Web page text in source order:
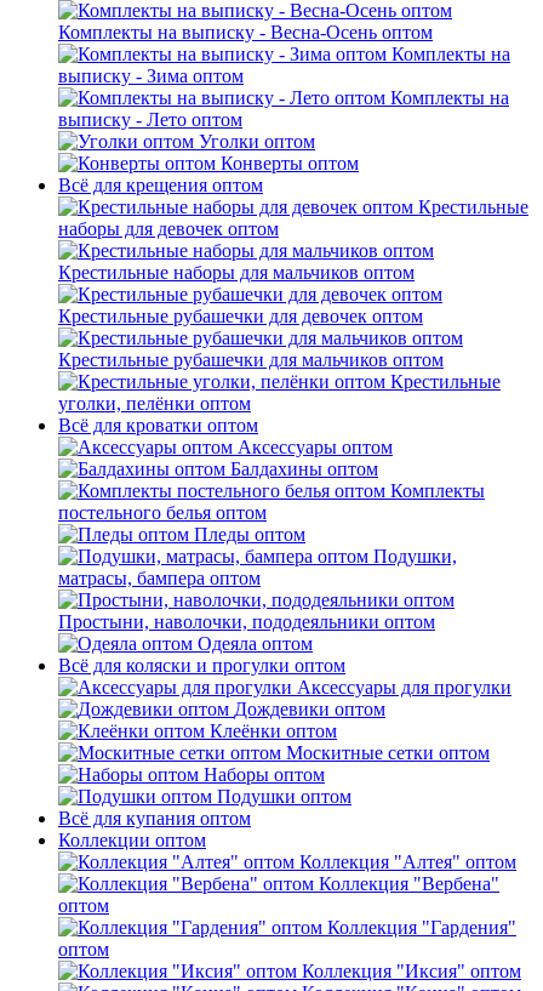
Комплекты на выписку - Весна-Осень оптом
Комплекты на
выписку - Зима оптом
Комплекты на
выписку - Лето оптом
Уголки оптом
Конверты оптом
Всё для крещения оптом
Крестильные
наборы для девочек оптом
Крестильные наборы для мальчиков оптом
Крестильные рубашечки для девочек оптом
Крестильные рубашечки для мальчиков оптом
Крестильные
уголки, пелёнки оптом
Всё для кроватки оптом
Аксессуары оптом
Балдахины оптом
Комплекты
постельного белья оптом
Пледы оптом
Подушки,
матрасы, бампера оптом
Простыни, наволочки, пододеяльники оптом
Одеяла оптом
Всё для коляски и прогулки оптом
Аксессуары для прогулки
Дождевики оптом
Клеёнки оптом
Москитные сетки оптом
Наборы оптом
Подушки оптом
Всё для купания оптом
Коллекции оптом
Коллекция "Алтея" оптом
Коллекция "Вербена"
оптом
Коллекция "Гардения"
оптом
Коллекция "Иксия" оптом